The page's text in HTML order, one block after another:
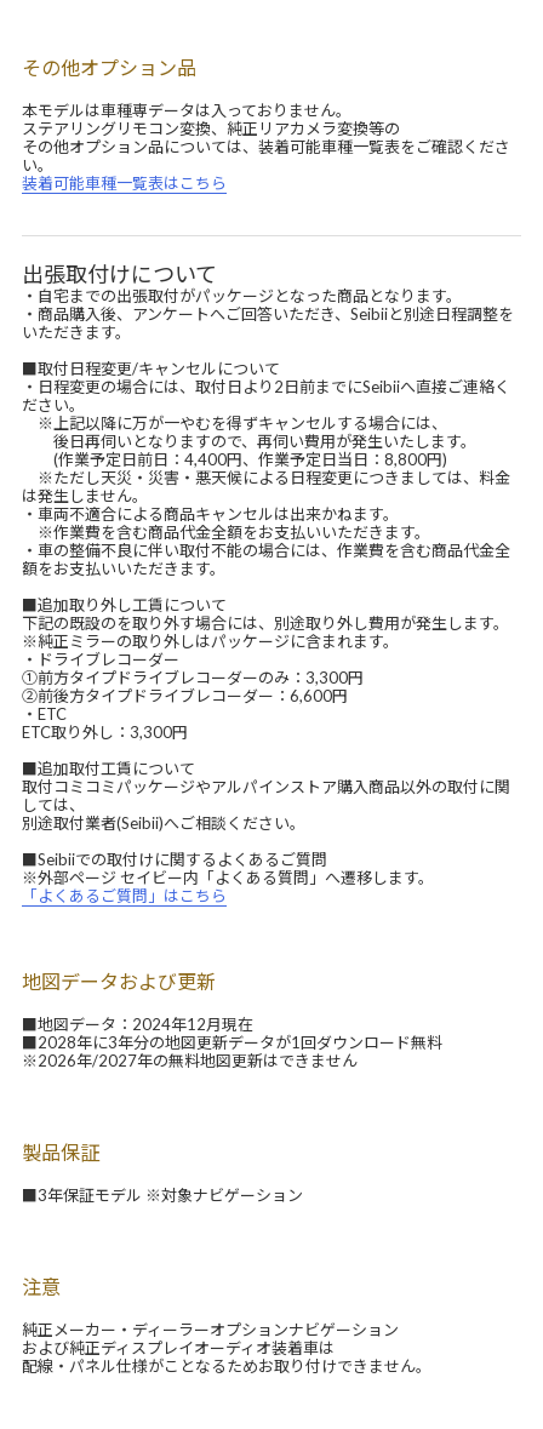
その他オプション品
本モデルは車種専データは入っておりません。
ステアリングリモコン変換、純正リアカメラ変換等の
その他オプション品については、装着可能車種一覧表をご確認くださ
い。
装着可能車種一覧表はこちら
出張取付けについて
・自宅までの出張取付がパッケージとなった商品となります。
・商品購入後、アンケートへご回答いただき、Seibiiと別途日程調整を
いただきます。
■取付日程変更/キャンセルについて
・日程変更の場合には、取付日より2日前までにSeibiiへ直接ご連絡く
ださい。
※上記以降に万が一やむを得ずキャンセルする場合には、
後日再伺いとなりますので、再伺い費用が発生いたします。
(作業予定日前日：4,400円、作業予定日当日：8,800円)
※ただし天災・災害・悪天候による日程変更につきましては、料金
は発生しません。
・車両不適合による商品キャンセルは出来かねます。
※作業費を含む商品代金全額をお支払いいただきます。
・車の整備不良に伴い取付不能の場合には、作業費を含む商品代金全
額をお支払いいただきます。
■追加取り外し工賃について
下記の既設のを取り外す場合には、別途取り外し費用が発生します。
※純正ミラーの取り外しはパッケージに含まれます。
・ドライブレコーダー
①前方タイプドライブレコーダーのみ：3,300円
②前後方タイプドライブレコーダー：6,600円
・ETC
ETC取り外し：3,300円
■追加取付工賃について
取付コミコミパッケージやアルパインストア購入商品以外の取付に関
しては、
別途取付業者(Seibii)へご相談ください。
■Seibiiでの取付けに関するよくあるご質問
※外部ページ セイビー内「よくある質問」へ遷移します。
「よくあるご質問」はこちら
地図データおよび更新
■地図データ：2024年12月現在
■2028年に3年分の地図更新データが1回ダウンロード無料
※2026年/2027年の無料地図更新はできません
製品保証
■3年保証モデル ※対象ナビゲーション
注意
純正メーカー・ディーラーオプションナビゲーション
および純正ディスプレイオーディオ装着車は
配線・パネル仕様がことなるためお取り付けできません。